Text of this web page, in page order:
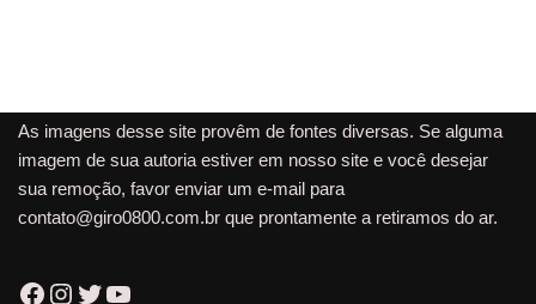
As imagens desse site provêm de fontes diversas. Se alguma
imagem de sua autoria estiver em nosso site e você desejar
sua remoção, favor enviar um e-mail para
contato@giro0800.com.br que prontamente a retiramos do ar.